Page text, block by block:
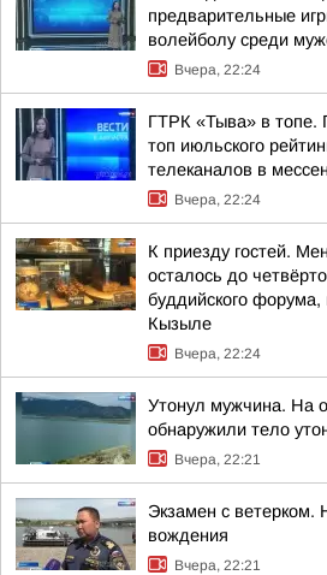
предварительные
волейболу среди
Вчера, 22:24
ГТРК «Тыва» в
топ июльского
телеканалов в
Вчера, 22:24
К приезду гостей.
осталось до
буддийского форума,
Кызыле
Вчера, 22:24
Утонул мужчина. На
обнаружили тело
Вчера, 22:21
Экзамен с ветерком.
вождения
Вчера, 22:21